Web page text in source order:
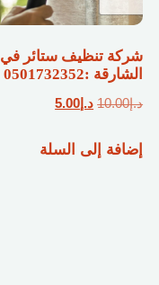
شركة تنظيف ستائر في
الشارقة :0501732352
د.إ10.00 السعر
هو:
د.إ 5.00السعر
هو:
إضافة إلى السلة